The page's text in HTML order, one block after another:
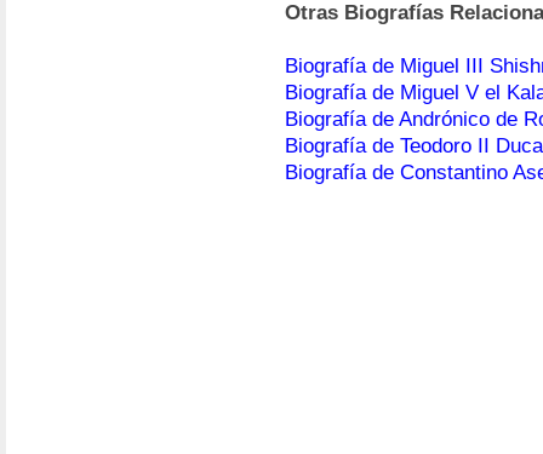
Otras Biografías
Biografía de Miguel III
Biografía de Miguel V el
Biografía de Andrónico de
Biografía de Teodoro II
Biografía de Constantino